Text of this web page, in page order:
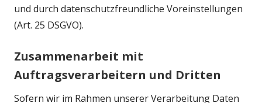
und durch datenschutzfreundliche Voreinstellungen
(Art. 25 DSGVO).
Zusammenarbeit mit
Auftragsverarbeitern und Dritten
Sofern wir im Rahmen unserer Verarbeitung Daten